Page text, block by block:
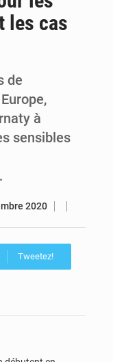
Togo : 300 000 tonnes visées pour la filière soja bio
les cas
de
à
sensibles
2020
Tweetez!